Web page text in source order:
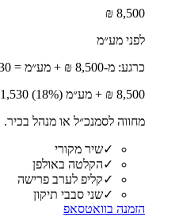
8,500 ₪
לפני מע״מ
כרגע: מ-8,500 ₪ + מע״מ = 10,030 ₪
8,500 ₪ + מע״מ (18%) 1,530
מחווה לסמנכ״ל או מנהל בכיר.
✓שיר מקורי
✓הקלטה באולפן
✓קליפ לערב פרישה
✓שני סבבי תיקון
הזמנה בוואטסאפ